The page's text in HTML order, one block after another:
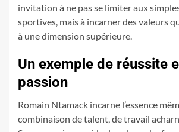
invitation à ne pas se limiter aux
sportives, mais à incarner des valeurs
à une dimension supérieure.
Un exemple de réussite
passion
Romain Ntamack incarne l’essence
combinaison de talent, de travail